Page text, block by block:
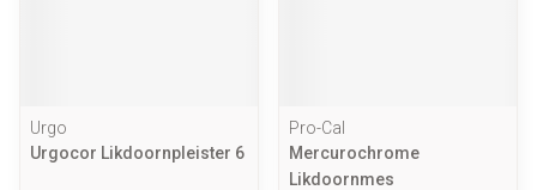
Urgo
Urgocor Likdoornpleister 6
Pro-Cal
Mercurochrome
Likdoornmes